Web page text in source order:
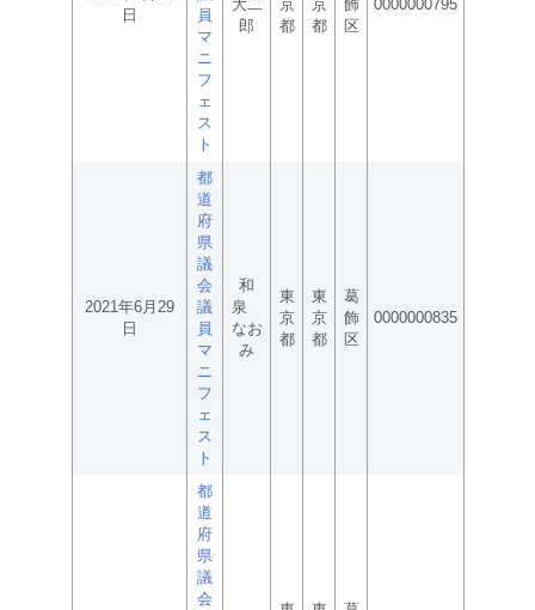
日
員
マ
ニ
フ
ェ
ス
ト
大二
郎
京
都
京
都
飾
区
0000000795
2021年6月29
日
都
道
府
県
議
会
議
員
マ
ニ
フ
ェ
ス
ト
和
泉
なお
み
東
京
都
東
京
都
葛
飾
区
0000000835
都
道
府
県
議
会